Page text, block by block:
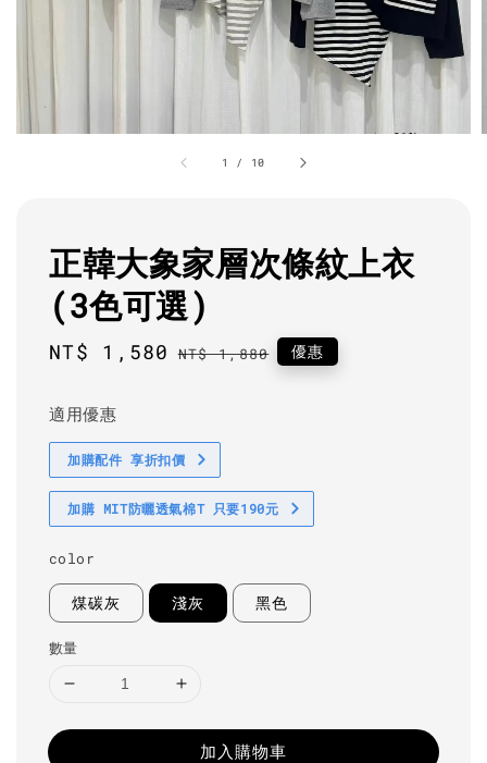
1 / 10
正韓大象家層次條紋上衣
(3色可選)
Sale
NT$ 1,580 Regular
NT$ 1,880 優惠
適用優惠
加購配件 享折扣價
加購 MIT防曬透氣棉T 只要190元
color
煤碳灰 淺灰 黑色
數量
加入購物車